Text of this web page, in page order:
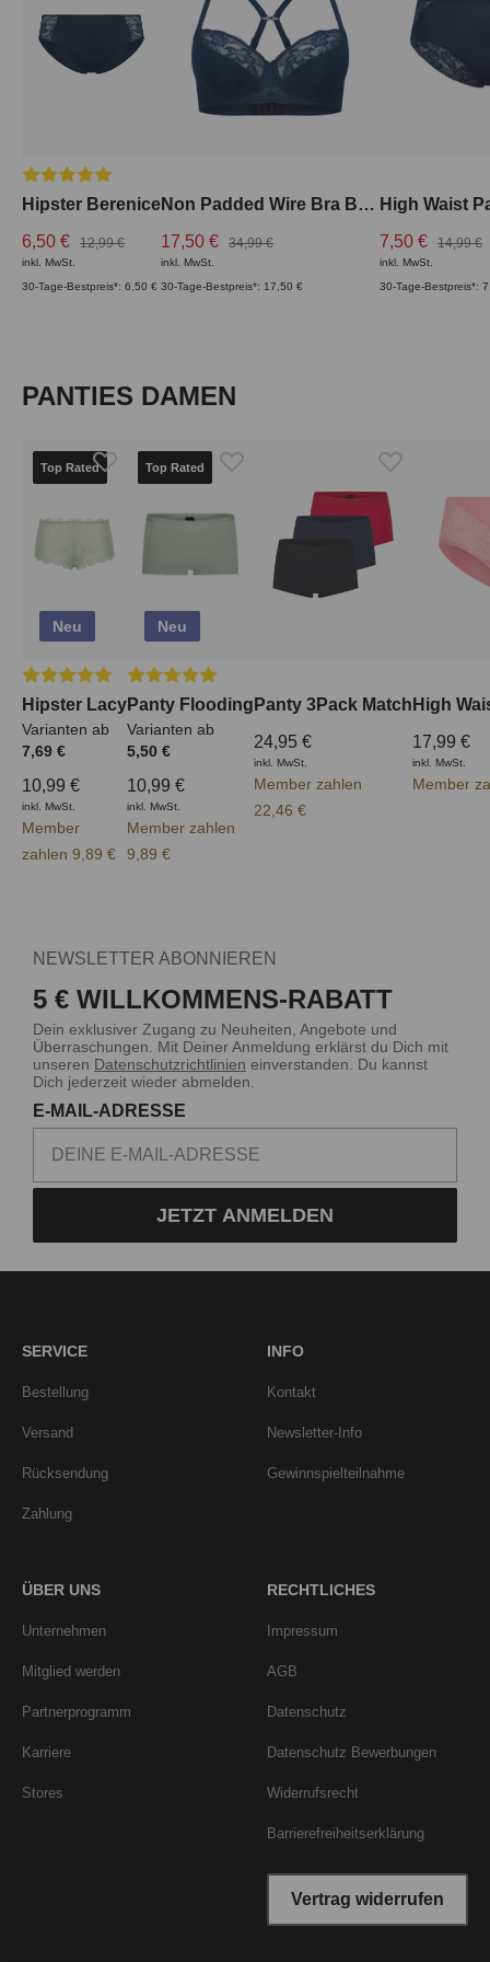
Durchschnittliche Bewertung von 5 von 5 Sternen
Hipster Berenice
6,50 €
12,99 €
inkl. MwSt.
30-Tage-Bestpreis*: 6,50 €
Non Padded Wire Bra Berenice mit Spitze
17,50 €
34,99 €
inkl. MwSt.
30-Tage-Bestpreis*: 17,50 €
7,50 € 14,99 €
inkl. MwSt.
30-Tage-Bestpreis*:
Produktgalerie überspringen
PANTIES DAMEN
Top Rated
Neu
Durchschnittliche Bewertung von 5 von 5 Sternen
Hipster Lacy
Varianten ab
7,69 €
10,99 €
inkl. MwSt.
Member
zahlen 9,89 €
Top Rated
Neu
Durchschnittliche Bewertung von 5 von 5
Panty Flooding
Varianten ab
5,50 €
10,99 €
inkl. MwSt.
Member zahlen
9,89 €
Panty 3Pack Match
24,95 €
inkl. MwSt.
Member zahlen
22,46 €
High
17,99 €
inkl. MwSt.
Member
NEWSLETTER ABONNIEREN
5 € WILLKOMMENS-RABATT
Dein exklusiver Zugang zu Neuheiten, Angebote und
Überraschungen. Mit Deiner Anmeldung erklärst du Dich mit
unseren Datenschutzrichtlinien einverstanden. Du kannst
Dich jederzeit wieder abmelden.
E-MAIL-ADRESSE
JETZT ANMELDEN
SERVICE
Bestellung
Versand
Rücksendung
Zahlung
INFO
Kontakt
Newsletter-Info
Gewinnspielteilnahme
ÜBER UNS
Unternehmen
Mitglied werden
Partnerprogramm
Karriere
Stores
RECHTLICHES
Impressum
AGB
Datenschutz
Datenschutz Bewerbungen
Widerrufsrecht
Barrierefreiheitserklärung
Vertrag widerrufen